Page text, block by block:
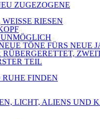
ZUGEZOGENE
RIESEN
TÖNE FÜRS NEUE
TEIL
FINDEN
LICHT, ALIENS UND